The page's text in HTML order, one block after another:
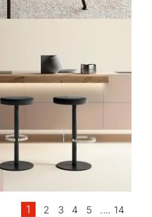
1 2 3 4 5 .... 14